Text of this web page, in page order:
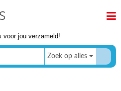
voor jou verzameld!
Zoek op alles